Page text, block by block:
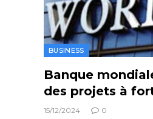
BUSINESS
Banque
des projets à
15/12/2024 0